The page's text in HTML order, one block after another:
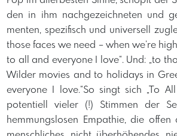
den in ihm nachgezeichneten und
menten, spezifisch und universell
those faces we need – when we’re
to all and everyone I love“. Und: „to
Wilder movies and to holidays in
everyone I love.“So singt sich „To
potentiell vieler (!) Stimmen der
hemmungslosen Empathie, die